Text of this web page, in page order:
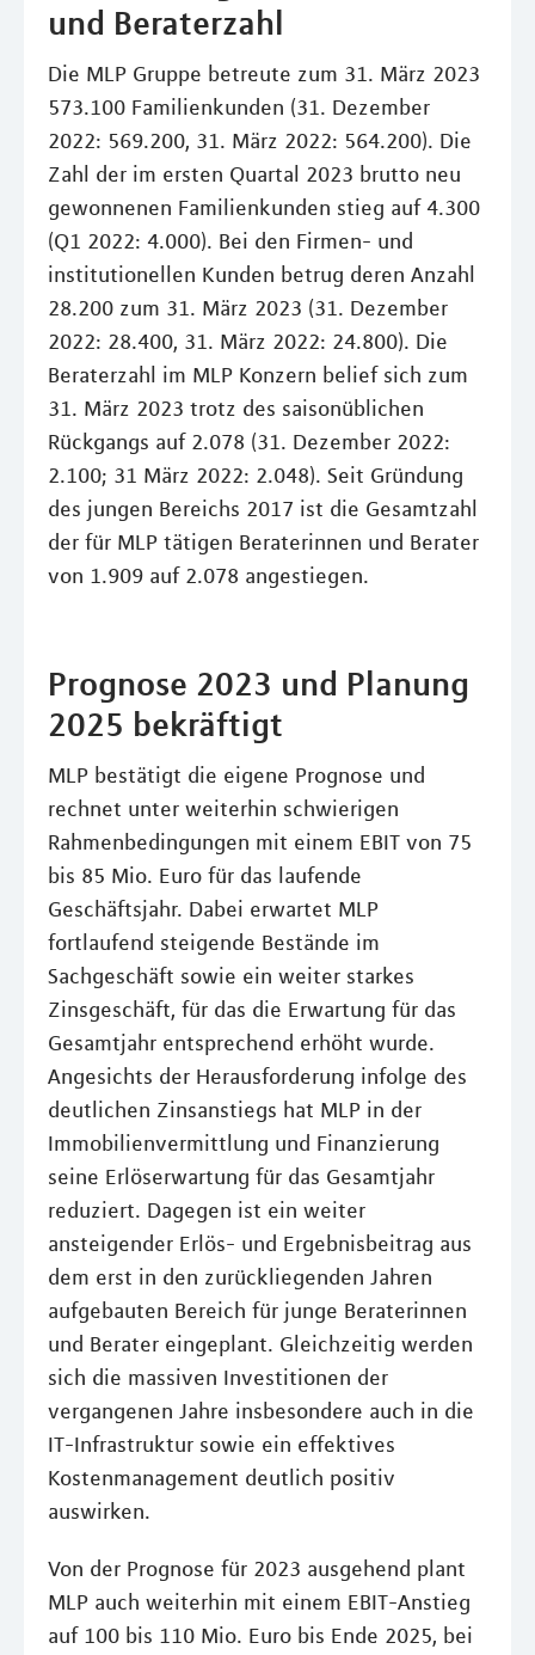
und Beraterzahl
Die MLP Gruppe betreute zum 31. März 2023
573.100 Familienkunden (31. Dezember
2022: 569.200, 31. März 2022: 564.200). Die
Zahl der im ersten Quartal 2023 brutto neu
gewonnenen Familienkunden stieg auf 4.300
(Q1 2022: 4.000). Bei den Firmen- und
institutionellen Kunden betrug deren Anzahl
28.200 zum 31. März 2023 (31. Dezember
2022: 28.400, 31. März 2022: 24.800). Die
Beraterzahl im MLP Konzern belief sich zum
31. März 2023 trotz des saisonüblichen
Rückgangs auf 2.078 (31. Dezember 2022:
2.100; 31 März 2022: 2.048). Seit Gründung
des jungen Bereichs 2017 ist die Gesamtzahl
der für MLP tätigen Beraterinnen und Berater
von 1.909 auf 2.078 angestiegen.
Prognose 2023 und Planung
2025 bekräftigt
MLP bestätigt die eigene Prognose und
rechnet unter weiterhin schwierigen
Rahmenbedingungen mit einem EBIT von 75
bis 85 Mio. Euro für das laufende
Geschäftsjahr. Dabei erwartet MLP
fortlaufend steigende Bestände im
Sachgeschäft sowie ein weiter starkes
Zinsgeschäft, für das die Erwartung für das
Gesamtjahr entsprechend erhöht wurde.
Angesichts der Herausforderung infolge des
deutlichen Zinsanstiegs hat MLP in der
Immobilienvermittlung und Finanzierung
seine Erlöserwartung für das Gesamtjahr
reduziert. Dagegen ist ein weiter
ansteigender Erlös- und Ergebnisbeitrag aus
dem erst in den zurückliegenden Jahren
aufgebauten Bereich für junge Beraterinnen
und Berater eingeplant. Gleichzeitig werden
sich die massiven Investitionen der
vergangenen Jahre insbesondere auch in die
IT-Infrastruktur sowie ein effektives
Kostenmanagement deutlich positiv
auswirken.
Von der Prognose für 2023 ausgehend plant
MLP auch weiterhin mit einem EBIT-Anstieg
auf 100 bis 110 Mio. Euro bis Ende 2025, bei